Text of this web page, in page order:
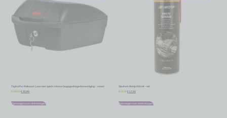
Topkoffer Polisport Luxe met quick release bagagedragerbevestiging – zwart
€39,99 € 35,99
Toevoegen aan winkelwagen
Spuitvet Motip 500 ml – wit
€ 18,91 € 17,02
Toevoegen aan winkelwagen